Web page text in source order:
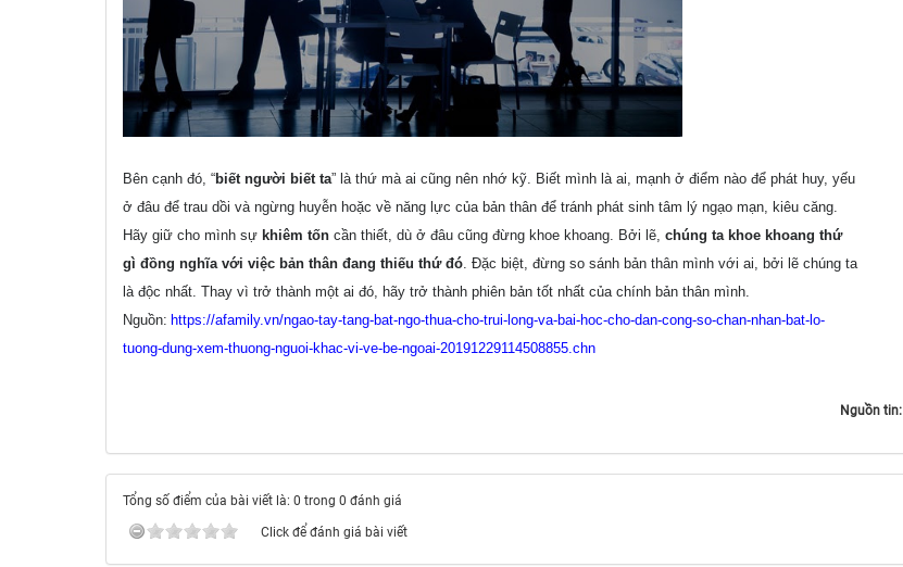
Bên cạnh đó, “biết người biết ta” là thứ mà ai cũng nên nhớ kỹ. Biết mình là ai, mạnh ở điểm nào để phát huy, yếu
ở đâu để trau dồi và ngừng huyễn hoặc về năng lực của bản thân để tránh phát sinh tâm lý ngạo mạn, kiêu căng.
Hãy giữ cho mình sự khiêm tốn cần thiết, dù ở đâu cũng đừng khoe khoang. Bởi lẽ, chúng ta khoe khoang thứ
gì đồng nghĩa với việc bản thân đang thiếu thứ đó. Đặc biệt, đừng so sánh bản thân mình với ai, bởi lẽ chúng ta
là độc nhất. Thay vì trở thành một ai đó, hãy trở thành phiên bản tốt nhất của chính bản thân mình.
Nguồn: https://afamily.vn/ngao-tay-tang-bat-ngo-thua-cho-trui-long-va-bai-hoc-cho-dan-cong-so-chan-nhan-bat-lo-
tuong-dung-xem-thuong-nguoi-khac-vi-ve-be-ngoai-20191229114508855.chn
Nguồn tin:
Tổng số điểm của bài viết là: 0 trong 0 đánh giá
Click để đánh giá bài viết